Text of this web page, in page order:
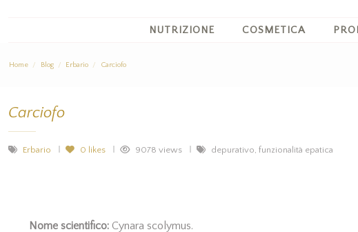
NUTRIZIONE COSMETICA
Home Blog Erbario Carciofo
Carciofo
Erbario 0 likes 9078 views depurativo, funzionalità epatica
Nome scientifico: Cynara scolymus.